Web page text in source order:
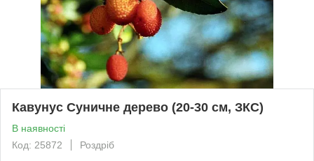
Кавунус Суничне дерево (20-30 см, ЗКС)
В наявності
Код: 25872
Роздріб